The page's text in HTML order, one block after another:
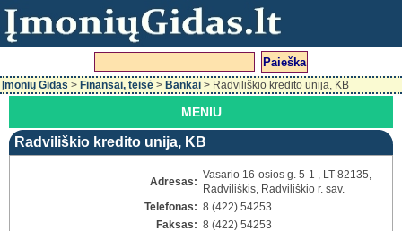
Įmonių Gidas > Finansai, teisė > Bankai > Radviliškio kredito unija, KB
MENIU
Radviliškio kredito unija, KB
Adresas:
Vasario 16-osios g. 5-1 , LT-82135,
Radviliškis, Radviliškio r. sav.
Telefonas: 8 (422) 54253
Faksas: 8 (422) 54253